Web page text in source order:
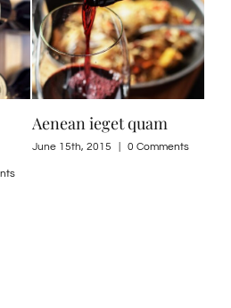
Aenean ieget quam
June 15th, 2015 0 Comments